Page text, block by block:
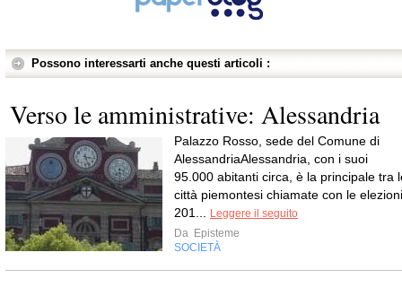
Possono interessarti anche questi articoli :
Verso le amministrative: Alessandria
Palazzo Rosso, sede del Comune di
AlessandriaAlessandria, con i suoi
95.000 abitanti circa, è la principale tra
città piemontesi chiamate con le elezioni
201...
Leggere il seguito
Da Episteme
SOCIETÀ